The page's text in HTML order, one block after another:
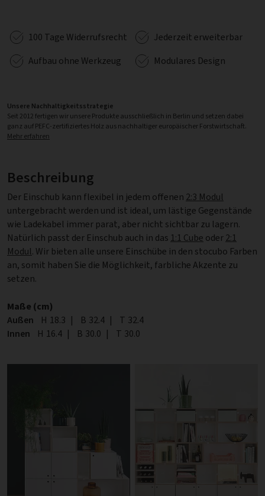
100 Tage Widerrufsrecht
Jederzeit erweiterbar
Aufbau ohne Werkzeug
Modulares Design
Unsere Nachhaltigkeitsstrategie
Seit 2012 fertigen wir unsere Produkte ausschließlich in Berlin und setzen dabei
ganz auf PEFC-zertifiziertes Holz aus nachhaltiger europäischer Forstwirtschaft.
Mehr erfahren
Beschreibung
Der Einschub kann flexibel in jedem offenen 2:3 Modul
untergebracht werden und ist ideal, um lästige Gegenstände
wie Ladekabel immer parat, aber nicht sichtbar zu lagern.
Natürlich passt der Einschub auch in das 1:1 Cube oder2:1
Modul. Wir bieten alle unsere Einschübe in den stocubo Farben
an, somit haben Sie die Möglichkeit, farbliche Akzente zu
setzen.
Maße (cm)
Außen
Höhe
H 18.3 | Breite
B 32.4 | Tiefe
T 32.4
Innen
Höhe
H 16.4 | Breite
B 30.0 | Tiefe
T 30.0